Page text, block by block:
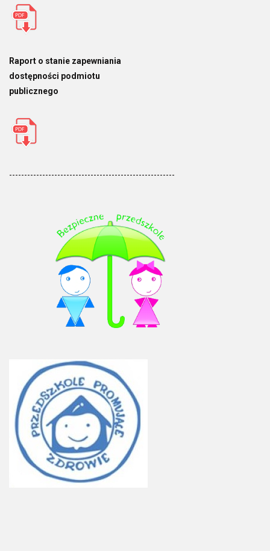
Raport o stanie zapewniania
dostępności podmiotu
publicznego
-------------------------------------------------------